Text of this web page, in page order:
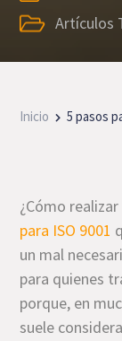
Artículos
Inicio 5 pasos
¿Cómo realizar
para ISO 9001
un mal
para quienes
porque, en
suele